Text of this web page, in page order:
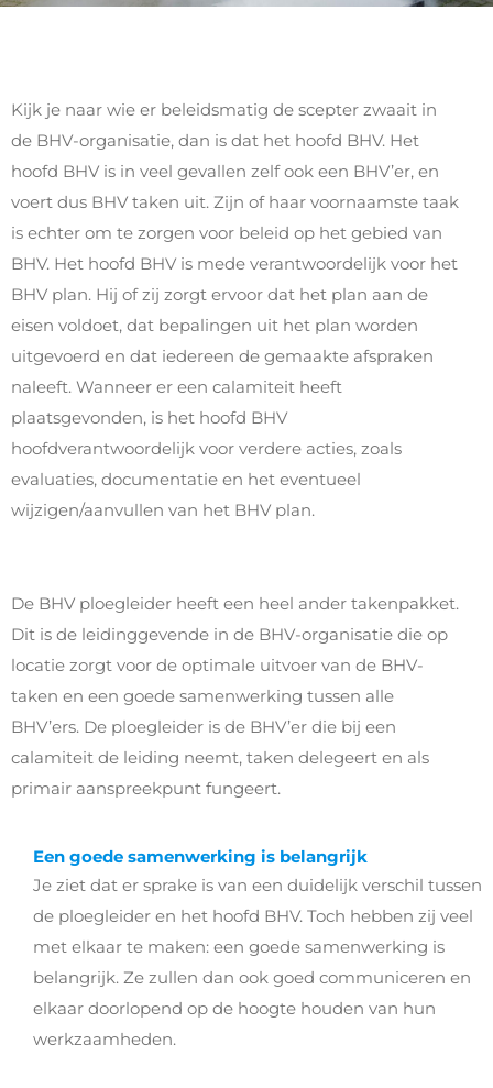
Kijk je naar wie er beleidsmatig de scepter zwaait in
de BHV-organisatie, dan is dat het hoofd BHV. Het
hoofd BHV is in veel gevallen zelf ook een BHV’er, en
voert dus BHV taken uit. Zijn of haar voornaamste taak
is echter om te zorgen voor beleid op het gebied van
BHV. Het hoofd BHV is mede verantwoordelijk voor het
BHV plan. Hij of zij zorgt ervoor dat het plan aan de
eisen voldoet, dat bepalingen uit het plan worden
uitgevoerd en dat iedereen de gemaakte afspraken
naleeft. Wanneer er een calamiteit heeft
plaatsgevonden, is het hoofd BHV
hoofdverantwoordelijk voor verdere acties, zoals
evaluaties, documentatie en het eventueel
wijzigen/aanvullen van het BHV plan.
De BHV ploegleider heeft een heel ander takenpakket.
Dit is de leidinggevende in de BHV-organisatie die op
locatie zorgt voor de optimale uitvoer van de BHV-
taken en een goede samenwerking tussen alle
BHV’ers. De ploegleider is de BHV’er die bij een
calamiteit de leiding neemt, taken delegeert en als
primair aanspreekpunt fungeert.
Een goede samenwerking is belangrijk
Je ziet dat er sprake is van een duidelijk verschil tussen
de ploegleider en het hoofd BHV. Toch hebben zij veel
met elkaar te maken: een goede samenwerking is
belangrijk. Ze zullen dan ook goed communiceren en
elkaar doorlopend op de hoogte houden van hun
werkzaamheden.